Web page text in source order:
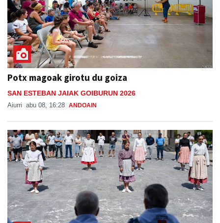
Potx magoak girotu du goiza
SAN ESTEBAN JAIAK GOIBURUN 2026
Aiurri abu 08, 16:28 ANDOAIN